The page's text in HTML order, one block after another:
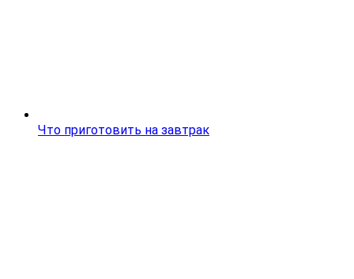
Что приготовить на завтрак